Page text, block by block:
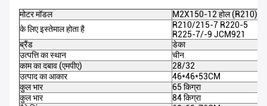
मोटर मॉडल
M2X150-12 होल (R210)
के लिए इस्तेमाल होता है
R210/215-7 R220-5
R225-7/-9 JCM921
ब्रैंड
डेका
उत्पत्ति का स्थान
चीन
काम का दबाव (एमपीए)
28/32
उत्पाद का आकार
46*46*53CM
कुल भार
65 किग्रा
कुल भार
84 किग्रा